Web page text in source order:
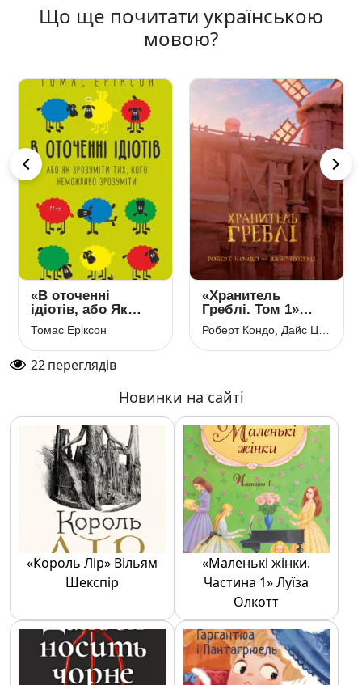
Що ще почитати українською
мовою?
«В оточенні
ідіотів, або Як
зрозуміти тих, кого
неможливо
зрозуміти» Томас
Еріксон
Томас Еріксон
«Хранитель
Греблі. Том 1»
Роберт Кондо,
Дайс Цуцумі
22переглядів
Новинки на сайті
«Король Лір» Вільям
Шекспір
«Маленькі жінки.
Частина 1» Луїза
Олкотт